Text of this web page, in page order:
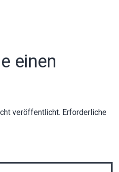
einen
veröffentlicht. Erforderliche